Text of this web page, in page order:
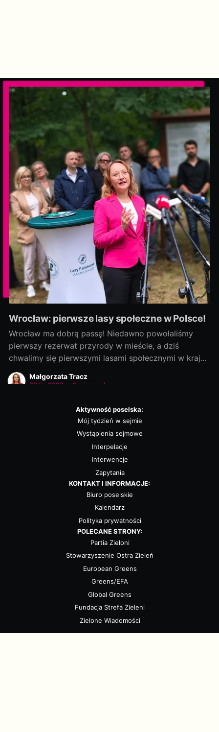
Wrocław: pierwsze lasy społeczne w Polsce!
Wrocław ma dobrą passę! Niedawno powołaliśmy
pierwszy rezerwat przyrody w mieście, a dziś
chwalimy się pierwszymi lasami społecznymi w kraju!
Rozmowy zaczęliśmy jako ostatni, a efekty
dowozimy jako pierwsi! Było to możliwe, bo nie
otwarte na dialog i kompromis — a to wszystko dla
Małgorzata Tracz
23 lip 2026 2 min read
Aktywność poselska:
Mój tydzień w sejmie
Wystąpienia sejmowe
Interpelacje
Interwencje
Zapytania
KONTAKT I INFORMACJE:
Biuro poselskie
Kalendarz
Polityka prywatności
POLECANE STRONY:
Partia Zieloni
Stowarzyszenie Ostra Zieleń
European Greens
Greens/EFA
Global Greens
Fundacja Strefa Zieleni
Zielone Wiadomości